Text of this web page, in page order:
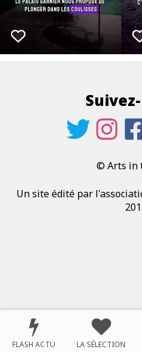
© Arts in
Un site édité par
FLASH ACTU LA SÉLECTION